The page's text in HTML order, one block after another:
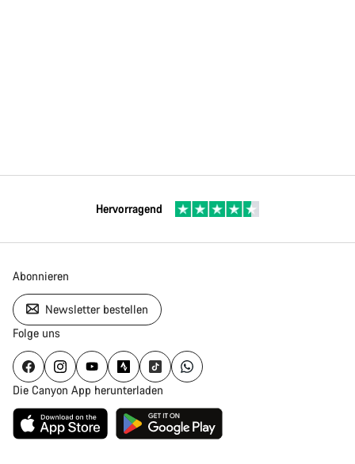
Hervorragend
Abonnieren
Newsletter bestellen
Folge uns
Die Canyon App herunterladen